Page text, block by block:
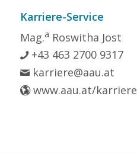
Karriere-Service
Mag.a Roswitha Jost
+43 463 2700 9317
karriere@aau.at
www.aau.at/karriere